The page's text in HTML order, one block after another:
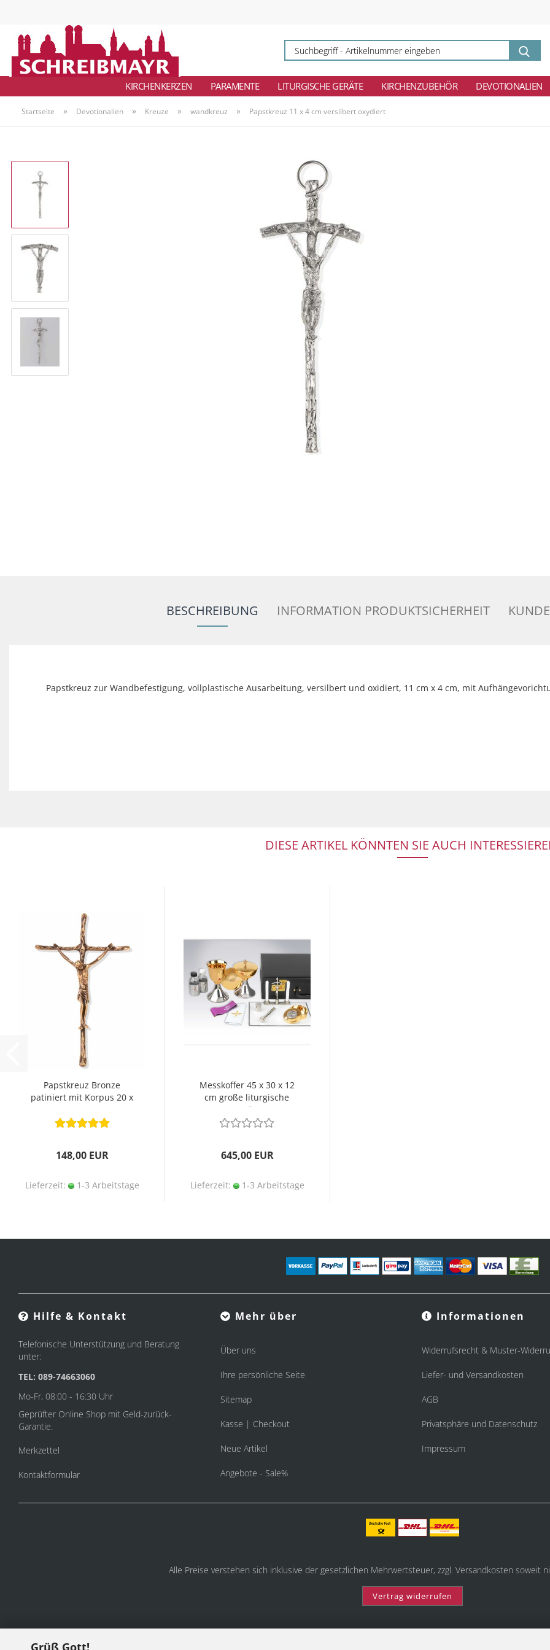
Grüß Gott!
KIRCHENKERZEN PARAMENTE LITURGISCHE GERÄTE KIRCHENZUBEHÖR DEVOTIONALIEN
Startseite » Devotionalien » Kreuze » wandkreuz » Papstkreuz 11 x 4 cm versilbert oxydiert
BESCHREIBUNG INFORMATION PRODUKTSICHERHEIT
Papstkreuz zur Wandbefestigung, vollplastische Ausarbeitung, versilbert und oxidiert, 11 cm x 4 cm, mit
DIESE ARTIKEL KÖNNTEN SIE AUCH
Papstkreuz Bronze
patiniert mit Korpus 20 x
148,00 EUR
Lieferzeit: 1-3 Arbeitstage
Messkoffer 45 x 30 x 12
cm große liturgische
Geräte
645,00 EUR
Lieferzeit: 1-3 Arbeitstage
Hilfe & Kontakt
Telefonische Unterstützung und Beratung
unter:
TEL: 089-74663060
Mo-Fr, 08:00 - 16:30 Uhr
Geprüfter Online Shop mit Geld-zurück-
Garantie.
Merkzettel
Kontaktformular
Mehr über
Über uns
Ihre persönliche Seite
Sitemap
Kasse | Checkout
Neue Artikel
Angebote - Sale%
Informationen
Widerrufsrecht & Muster-
Liefer- und Versandkosten
AGB
Privatsphäre und Datenschutz
Impressum
Alle Preise verstehen sich inklusive der gesetzlichen Mehrwertsteuer, zzgl. Versandkosten soweit
Vertrag widerrufen